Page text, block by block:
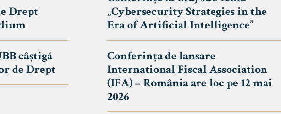
Erasmus & Internațional
Știri
Echipa Facultății
Bibliotecă & Reviste
Drept
câștigă
de Drept
„Cybersecurity Strategies in the
Era of Artificial Intelligence”
Conferința de lansare
International Fiscal Association
(IFA) – România are loc pe 12 mai
2026